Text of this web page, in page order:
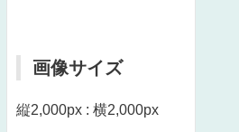
画像サイズ
縦2,000px : 横2,000px